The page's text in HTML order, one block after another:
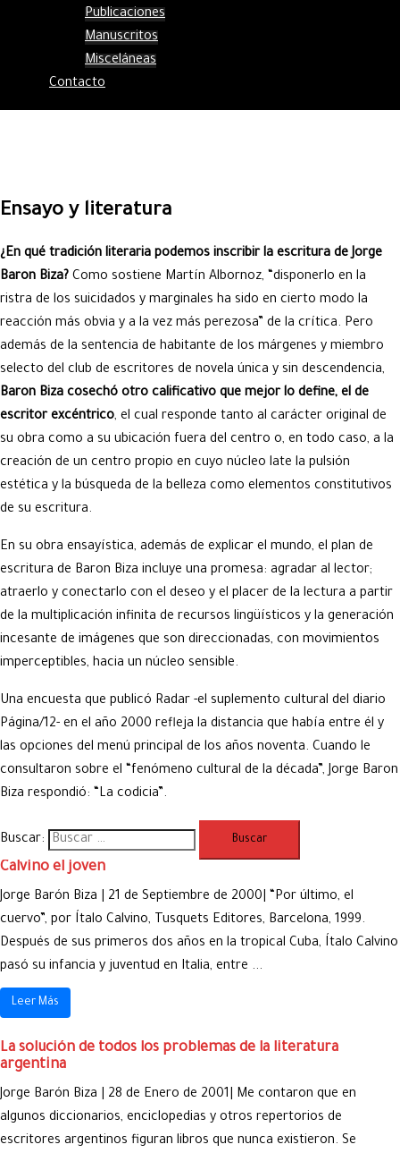
Publicaciones
Manuscritos
Misceláneas
Contacto
Ensayo y literatura
¿En qué tradición literaria podemos inscribir la escritura de Jorge
Baron Biza? Como sostiene Martín Albornoz, “disponerlo en la
ristra de los suicidados y marginales ha sido en cierto modo la
reacción más obvia y a la vez más perezosa” de la crítica. Pero
además de la sentencia de habitante de los márgenes y miembro
selecto del club de escritores de novela única y sin descendencia,
Baron Biza cosechó otro calificativo que mejor lo define, el de
escritor excéntrico, el cual responde tanto al carácter original de
su obra como a su ubicación fuera del centro o, en todo caso, a la
creación de un centro propio en cuyo núcleo late la pulsión
estética y la búsqueda de la belleza como elementos constitutivos
de su escritura.
En su obra ensayística, además de explicar el mundo, el plan de
escritura de Baron Biza incluye una promesa: agradar al lector;
atraerlo y conectarlo con el deseo y el placer de la lectura a partir
de la multiplicación infinita de recursos lingüísticos y la generación
incesante de imágenes que son direccionadas, con movimientos
imperceptibles, hacia un núcleo sensible.
Una encuesta que publicó Radar -el suplemento cultural del diario
Página/12- en el año 2000 refleja la distancia que había entre él y
las opciones del menú principal de los años noventa. Cuando le
consultaron sobre el “fenómeno cultural de la década”, Jorge Baron
Biza respondió: “La codicia”.
Buscar:
Calvino el joven
Jorge Barón Biza | 21 de Septiembre de 2000| “Por último, el
cuervo”, por Ítalo Calvino, Tusquets Editores, Barcelona, 1999.
Después de sus primeros dos años en la tropical Cuba, Ítalo Calvino
pasó su infancia y juventud en Italia, entre ...
Leer Más
La solución de todos los problemas de la literatura
argentina
Jorge Barón Biza | 28 de Enero de 2001| Me contaron que en
algunos diccionarios, enciclopedias y otros repertorios de
escritores argentinos figuran libros que nunca existieron. Se